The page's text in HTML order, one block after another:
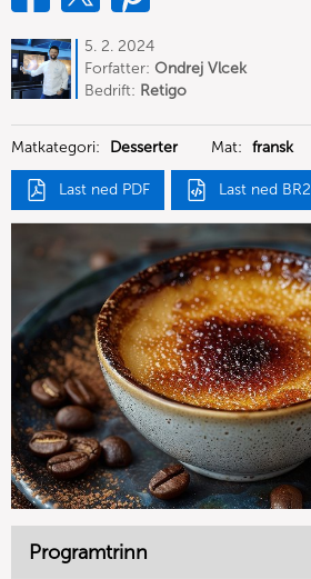
5. 2. 2024
Forfatter: Ondrej Vlcek
Bedrift: Retigo
Matkategori: Desserter Mat: fransk
Last ned PDF Last ned BR2
Programtrinn